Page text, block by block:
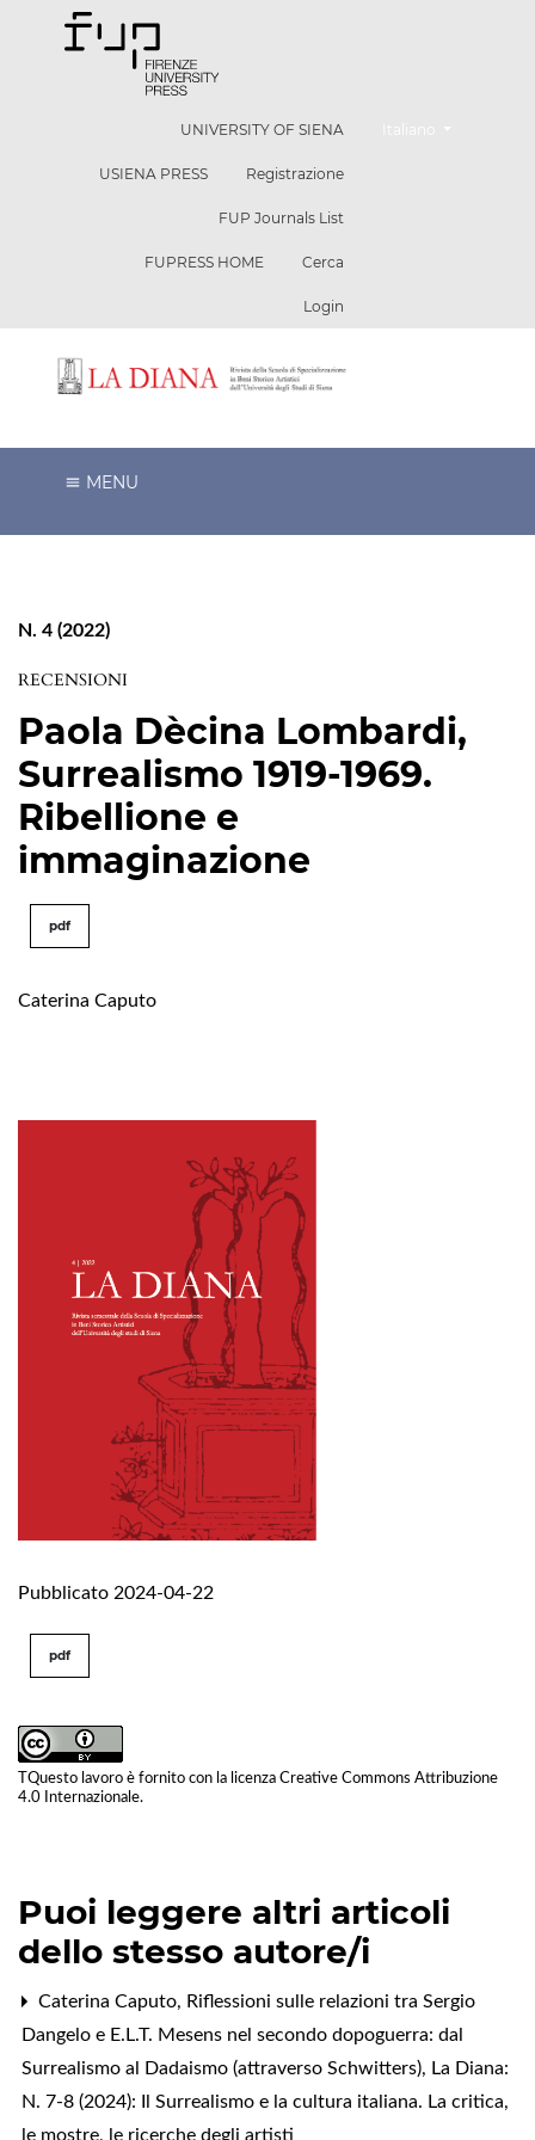
UNIVERSITY OF SIENA
USIENA PRESS Registrazione
FUP Journals List
FUPRESS HOME Cerca
Login
MENU
N. 4 (2022)
RECENSIONI
Paola Dècina Lombardi,
Surrealismo 1919-1969.
Ribellione e
immaginazione
pdf
Caterina Caputo
Pubblicato 2024-04-22
TQuesto lavoro è fornito con la licenza Creative Commons Attribuzione
4.0 Internazionale.
pdf
Puoi leggere altri articoli
dello stesso autore/i
Caterina Caputo, Riflessioni sulle relazioni tra Sergio
Dangelo e E.L.T. Mesens nel secondo dopoguerra: dal
Surrealismo al Dadaismo (attraverso Schwitters), La Diana:
N. 7-8 (2024): Il Surrealismo e la cultura italiana. La critica,
le mostre, le ricerche degli artisti